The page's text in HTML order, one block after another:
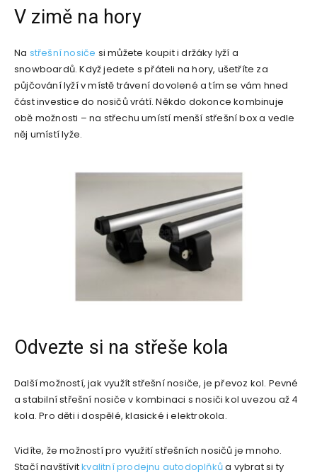
V zimě na hory
Na střešní nosiče si můžete koupit i držáky lyží a
snowboardů. Když jedete s přáteli na hory, ušetříte za
půjčování lyží v místě trávení dovolené a tím se vám hned
část investice do nosičů vrátí. Někdo dokonce kombinuje
obě možnosti – na střechu umístí menší střešní box a vedle
něj umístí lyže.
Odvezte si na střeše kola
Další možností, jak využít střešní nosiče, je převoz kol. Pevné
a stabilní střešní nosiče v kombinaci s nosiči kol uvezou až 4
kola. Pro děti i dospělé, klasické i elektrokola.
Vidíte, že možností pro využití střešních nosičů je mnoho.
Stačí navštívitkvalitní prodejnu autodoplňkůa vybrat si ty